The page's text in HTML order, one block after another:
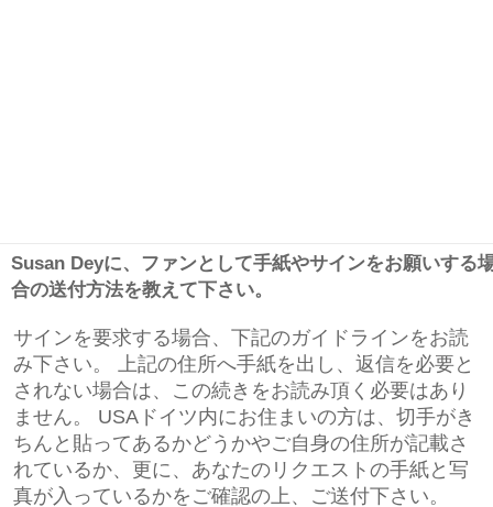
Susan Deyに、ファンとして手紙やサインをお願いする
合の送付方法を教えて下さい。
サインを要求する場合、下記のガイドラインをお読
み下さい。 上記の住所へ手紙を出し、返信を必要と
されない場合は、この続きをお読み頂く必要はあり
ません。 USAドイツ内にお住まいの方は、切手がき
ちんと貼ってあるかどうかやご自身の住所が記載さ
れているか、更に、あなたのリクエストの手紙と写
真が入っているかをご確認の上、ご送付下さい。